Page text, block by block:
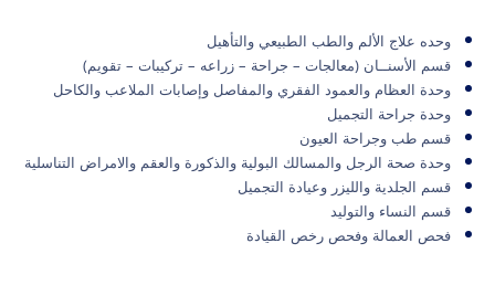
وحده علاج الألم والطب الطبيعي والتأهيل
قسم الأسنــان (معالجات – جراحة – زراعه – تركيبات – تقويم)
وحدة العظام والعمود الفقري والمفاصل وإصابات الملاعب والكاحل
وحدة جراحة التجميل
قسم طب وجراحة العيون
وحدة صحة الرجل والمسالك البولية والذكورة والعقم والامراض التناسلية
قسم الجلدية والليزر وعيادة التجميل
قسم النساء والتوليد
فحص العمالة وفحص رخص القيادة